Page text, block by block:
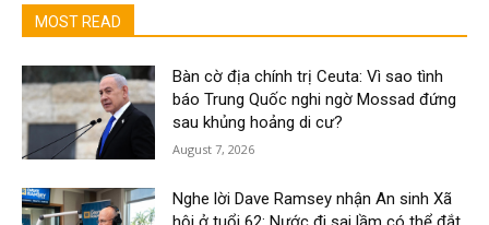
MOST READ
Bàn cờ địa chính trị Ceuta: Vì sao tình
báo Trung Quốc nghi ngờ Mossad đứng
sau khủng hoảng di cư?
August 7, 2026
Nghe lời Dave Ramsey nhận An sinh Xã